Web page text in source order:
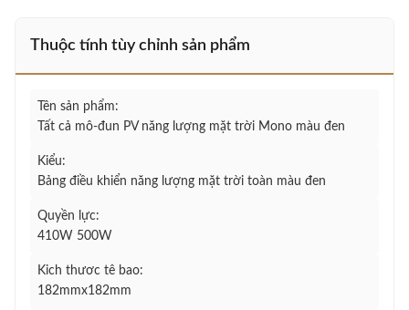
Thuộc tính tùy chỉnh sản phẩm
Tên sản phẩm:
Tất cả mô-đun PV năng lượng mặt trời Mono màu đen
Kiểu:
Bảng điều khiển năng lượng mặt trời toàn màu đen
Quyền lực:
410W 500W
Kich thươc tê bao:
182mmx182mm